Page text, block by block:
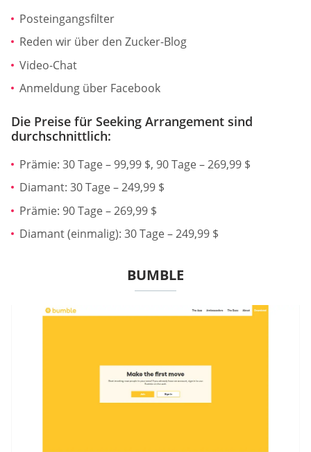
Posteingangsfilter
Reden wir über den Zucker-Blog
Video-Chat
Anmeldung über Facebook
Die Preise für Seeking Arrangement sind
durchschnittlich:
Prämie: 30 Tage – 99,99 $, 90 Tage – 269,99 $
Diamant: 30 Tage – 249,99 $
Prämie: 90 Tage – 269,99 $
Diamant (einmalig): 30 Tage – 249,99 $
BUMBLE